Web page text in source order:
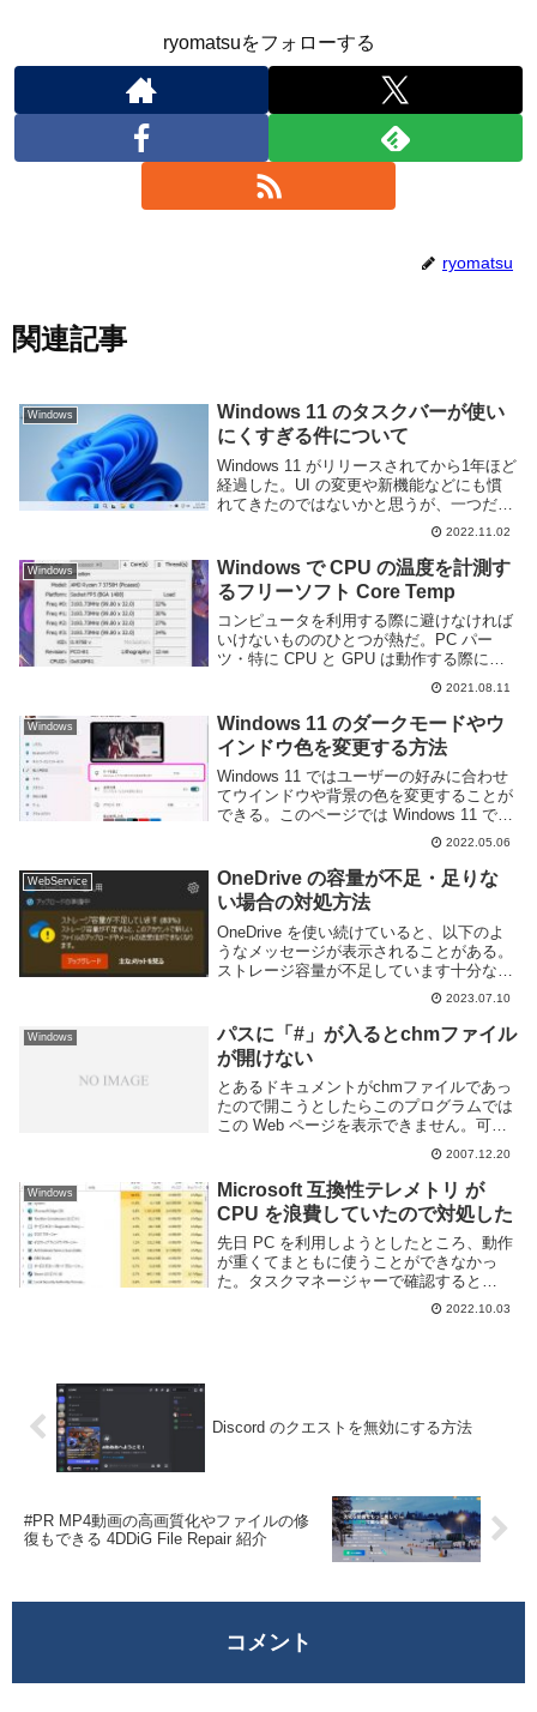
ryomatsuをフォローする
ryomatsu
関連記事
Windows
Windows 11 のタスクバーが使い
にくすぎる件について
Windows 11 がリリースされてから1年ほど
経過した。UI の変更や新機能などにも慣
れてきたのではないかと思うが、一つだけ
どうしても慣れない点がある。それがタス
クバーだ。デフォルトでは中央ぞろえ＋で
かいアイコンになっているのは mac...
2022.11.02
Windows
Windows で CPU の温度を計測す
るフリーソフト Core Temp
コンピュータを利用する際に避けなければ
いけないもののひとつが熱だ。PC パー
ツ・特に CPU と GPU は動作する際に高
温となるため、冷却装置が必須だ。通常の
コンピュータであればヒートシンク+ファ
ンという構成で熱を逃がすように設計され
てい...
2021.08.11
Windows
Windows 11 のダークモードやウ
インドウ色を変更する方法
Windows 11 ではユーザーの好みに合わせ
てウインドウや背景の色を変更することが
できる。このページでは Windows 11 でダ
ークモードを利用したり、ウインドウなど
の色を変更する方法を紹介しよう。
Windows 11 でダークモー...
2022.05.06
WebService
OneDrive の容量が不足・足りな
い場合の対処方法
OneDrive を使い続けていると、以下のよ
うなメッセージが表示されることがある。
ストレージ容量が不足しています十分な空
き領域がありません空き領域が不足してい
るため、このファイルを保存できませんこ
れらはストレージの残量が少ない・もしく
は足...
2023.07.10
Windows
パスに「#」が入るとchmファイル
が開けない
とあるドキュメントがchmファイルであっ
たので開こうとしたらこのプログラムでは
この Web ページを表示できません。可能
性のある原因:インターネットに接続され
ていない。Web サイトに問題が発生して
いる。アドレスに入力の間違いがある可能
性が...
2007.12.20
Windows
Microsoft 互換性テレメトリ が
CPU を浪費していたので対処した
先日 PC を利用しようとしたところ、動作
が重くてまともに使うことができなかっ
た。タスクマネージャーで確認すると
Microsoft 互換性テレメトリというプログ
ラムが CPU を大量に使用しているようだ
2022.10.03
Discord のクエストを無効にする方法
#PR MP4動画の高画質化やファイルの修
復もできる 4DDiG File Repair 紹介
コメント